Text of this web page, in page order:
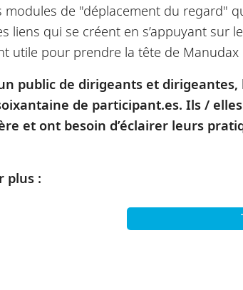
modules de "déplacement du regard"
liens qui se créent en s’appuyant sur
utile pour prendre la tête de
public de dirigeants et dirigeantes,
de participant.es. Ils /
et ont besoin d’éclairer leurs
plus :